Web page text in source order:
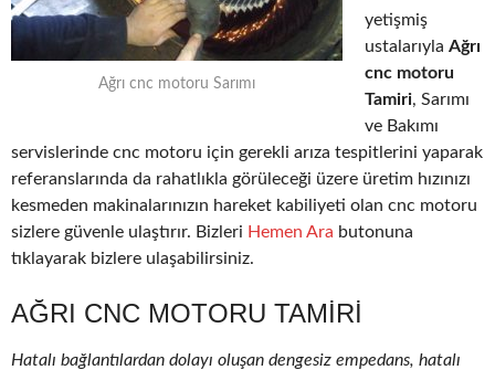
Ağrı cnc motoru Sarımı
yetişmiş
ustalarıyla Ağrı
cnc motoru
Tamiri, Sarımı
ve Bakımı
servislerinde cnc motoru için gerekli arıza tespitlerini yaparak
referanslarında da rahatlıkla görüleceği üzere üretim hızınızı
kesmeden makinalarınızın hareket kabiliyeti olan cnc motoru
sizlere güvenle ulaştırır. Bizleri Hemen Ara butonuna
tıklayarak bizlere ulaşabilirsiniz.
AĞRI CNC MOTORU TAMIRI
Hatalı bağlantılardan dolayı oluşan dengesiz empedans, hatalı